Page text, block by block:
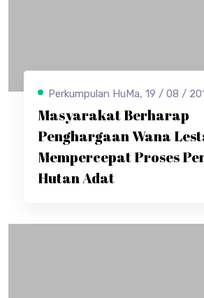
Perkumpulan HuMa, 19 / 08 /
Masyarakat Berharap
Penghargaan Wana
Mempercepat Proses
Hutan Adat